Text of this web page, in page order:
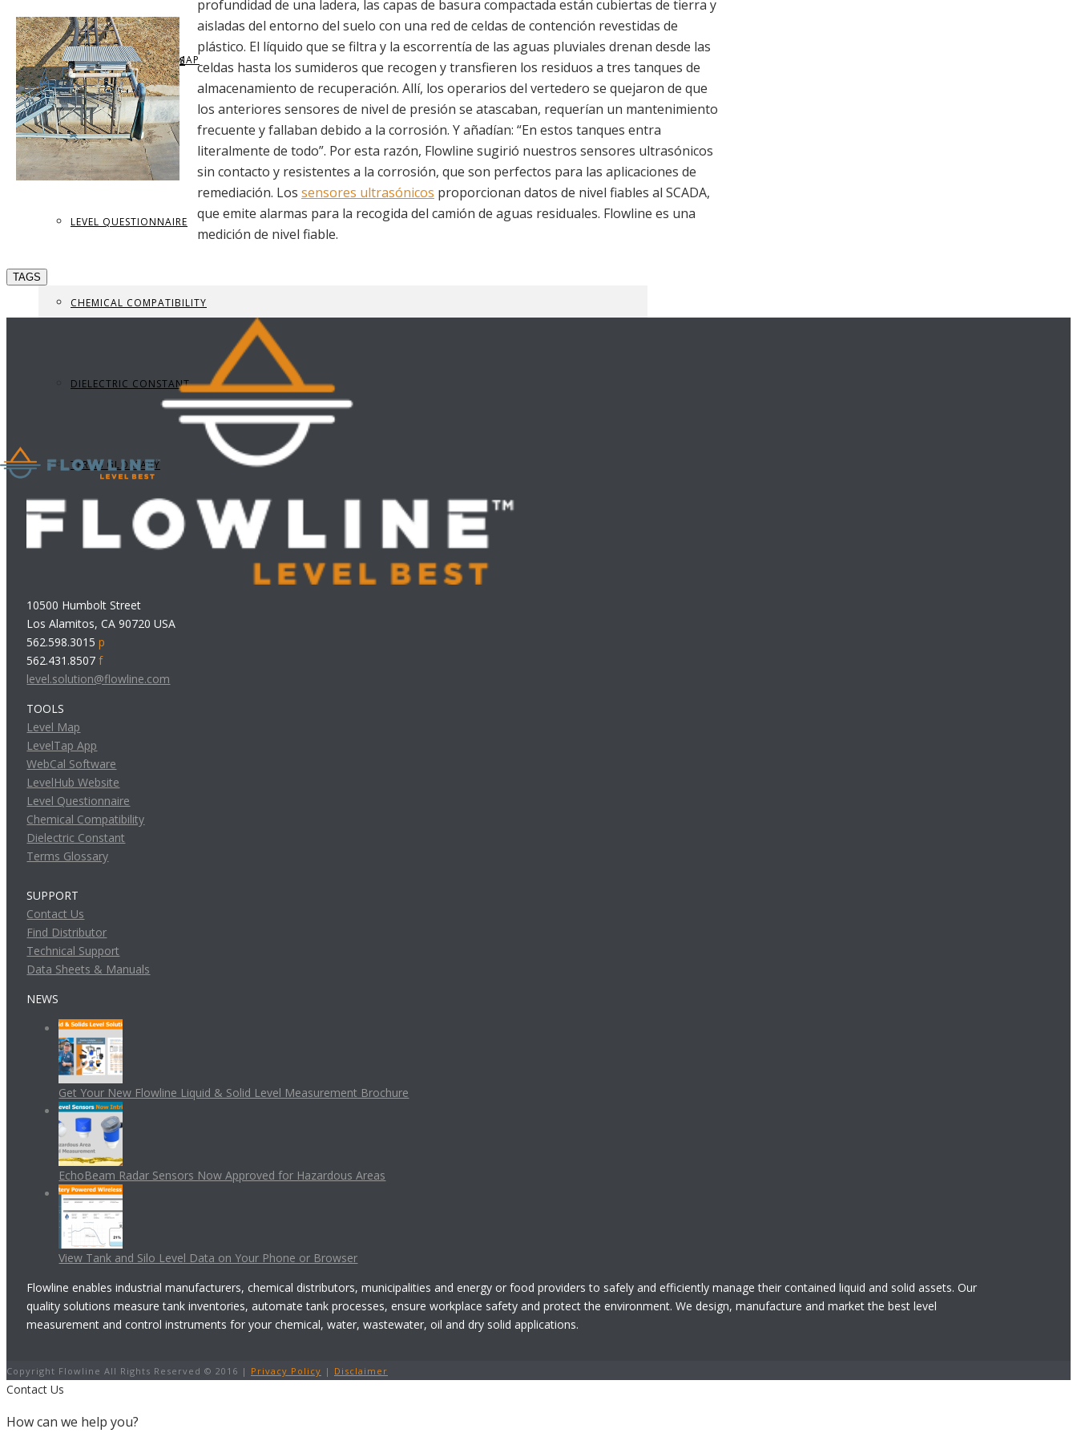
PARTS & ACCESSORIES
DATA CENTER LEVEL MAP
LEVEL LEARNING
LEVEL QUESTIONNAIRE
CHEMICAL COMPATIBILITY
DIELECTRIC CONSTANT
TERMS GLOSSARY
PROVIDE FEEDBACK
CONTACT US
REQUEST BROCHURE
VIEW BROCHURE
profundidad de una ladera, las capas de basura compactada están cubiertas de tierra y
aisladas del entorno del suelo con una red de celdas de contención revestidas de
plástico. El líquido que se filtra y la escorrentía de las aguas pluviales drenan desde las
celdas hasta los sumideros que recogen y transfieren los residuos a tres tanques de
almacenamiento de recuperación. Allí, los operarios del vertedero se quejaron de que
los anteriores sensores de nivel de presión se atascaban, requerían un mantenimiento
frecuente y fallaban debido a la corrosión. Y añadían: “En estos tanques entra
literalmente de todo”. Por esta razón, Flowline sugirió nuestros sensores ultrasónicos
sin contacto y resistentes a la corrosión, que son perfectos para las aplicaciones de
remediación. Los sensores ultrasónicos proporcionan datos de nivel fiables al SCADA,
que emite alarmas para la recogida del camión de aguas residuales. Flowline es una
medición de nivel fiable.
TAGS
10500 Humbolt Street
Los Alamitos, CA 90720 USA
562.598.3015p
562.431.8507f
level.solution@flowline.com
TOOLS
Level Map
LevelTap App
WebCal Software
LevelHub Website
Level Questionnaire
Chemical Compatibility
Dielectric Constant
Terms Glossary
SUPPORT
Contact Us
Find Distributor
Technical Support
Data Sheets & Manuals
NEWS
Get Your New Flowline Liquid & Solid Level Measurement Brochure
EchoBeam Radar Sensors Now Approved for Hazardous Areas
View Tank and Silo Level Data on Your Phone or Browser
Flowline enables industrial manufacturers, chemical distributors, municipalities and energy or food providers to safely and efficiently manage their contained liquid and solid assets. Our
quality solutions measure tank inventories, automate tank processes, ensure workplace safety and protect the environment. We design, manufacture and market the best level
measurement and control instruments for your chemical, water, wastewater, oil and dry solid applications.
Copyright Flowline All Rights Reserved © 2016 | Privacy Policy | Disclaimer
Contact Us
How can we help you?